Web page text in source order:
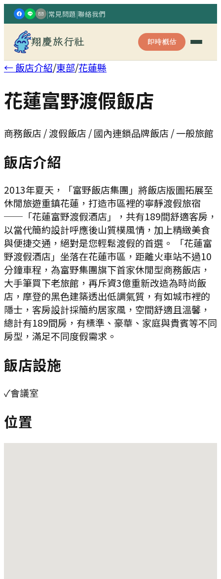
|常見問題|聯絡我們
翔慶旅行社 即時概估
← 飯店介紹/東部/花蓮縣
花蓮富野渡假飯店
商務飯店 / 渡假飯店 / 國內連鎖品牌飯店 / 一般旅館
飯店介紹
2013年夏天，「富野飯店集團」將飯店版圖拓展至
休閒旅遊重鎮花蓮，打造市區裡的寧靜渡假旅宿
──「花蓮富野渡假酒店」，共有189間舒適客房，
以當代簡約設計呼應後山質樸風情，加上精緻美食
與便捷交通，絕對是您輕鬆渡假的首選。 「花蓮富
野渡假酒店」坐落在花蓮市區，距離火車站不過10
分鐘車程，為富野集團旗下首家休閒型商務飯店，
大手筆買下老旅館，再斥資3億重新改造為時尚飯
店，摩登的黑色建築透出低調氣質，有如城市裡的
隱士，客房設計採簡約居家風，空間舒適且溫馨，
總計有189間房，有標準、豪華、家庭與貴賓等不同
房型，滿足不同度假需求。
飯店設施
✓會議室
位置